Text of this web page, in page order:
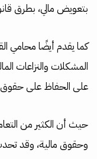
بتعويض مالي، بطرق
كما يقدم أيضًا محامي
المشكلات والنزاعات
على الحفاظ على حقوق
حيث أن الكثير من
وحقوق مالية، وقد